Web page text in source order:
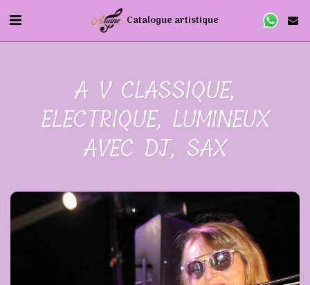
Catalogue artistique
A V CLASSIQUE,
ELECTRIQUE, LUMINEUX
AVEC DJ, SAX